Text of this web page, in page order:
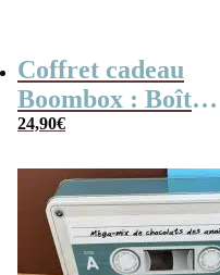
Coffret cadeau
Boombox : Boîte
bonbons des
Coffret bonbon
24,90€